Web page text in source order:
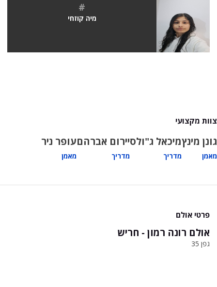
#
מיה קוזחי
צוות מקצועי
גונן מינץ
מאמן
מיכאל ג"ולס
מדריך
יירום אברהם
מדריך
עופר ניר
מאמן
פרטי אולם
אולם רונה רמון - חריש
גפן 35